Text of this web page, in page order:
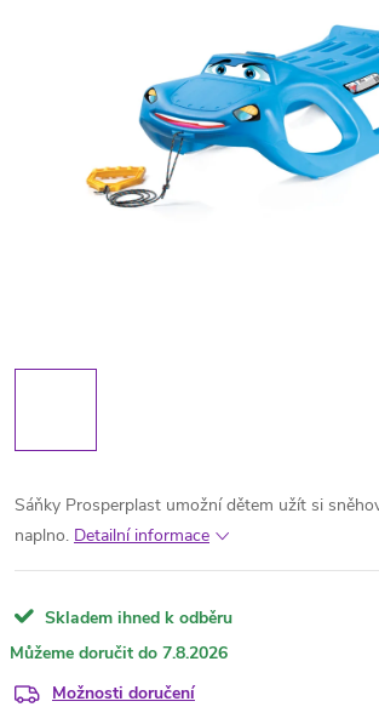
Sáňky Prosperplast umožní dětem užít si
naplno. Detailní informace
Skladem ihned k odběru
7.8.2026
Možnosti doručení